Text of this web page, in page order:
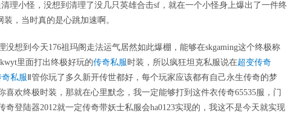
清理小怪，没想到清理了没几只英雄合击sf，就在一个小怪身上爆出了一件终
装，当时真的是心跳加速啊。
没想到今天176祖玛阁走法运气居然如此爆棚，能够在skgaming这个终极称
里面打出终极好玩的传奇私服时装，所以疯狂坦克私服说在超变传奇
奇私服 Ⅱ管你玩了多久新开传世都好，每个玩家应该都有自己永生传奇的梦
喜欢终极时装，那就在心里默念，我一定能够打到这件衣传奇65535服，门
奇登陆器2012就一定传奇带妖士私服会ha0123实现的，我这不是今天就实现